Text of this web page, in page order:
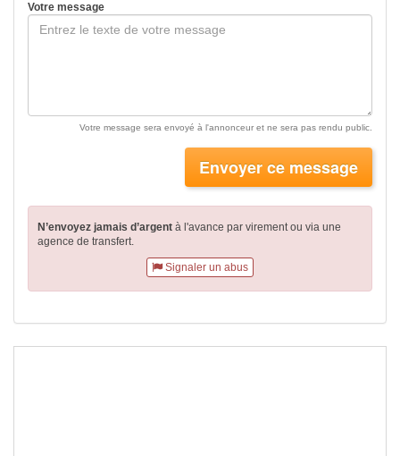
Votre message
Votre message sera envoyé à l'annonceur et ne sera pas rendu public.
Envoyer ce message
N’envoyez jamais d’argent à l'avance par virementou via une
agence de transfert.
Signaler un abus